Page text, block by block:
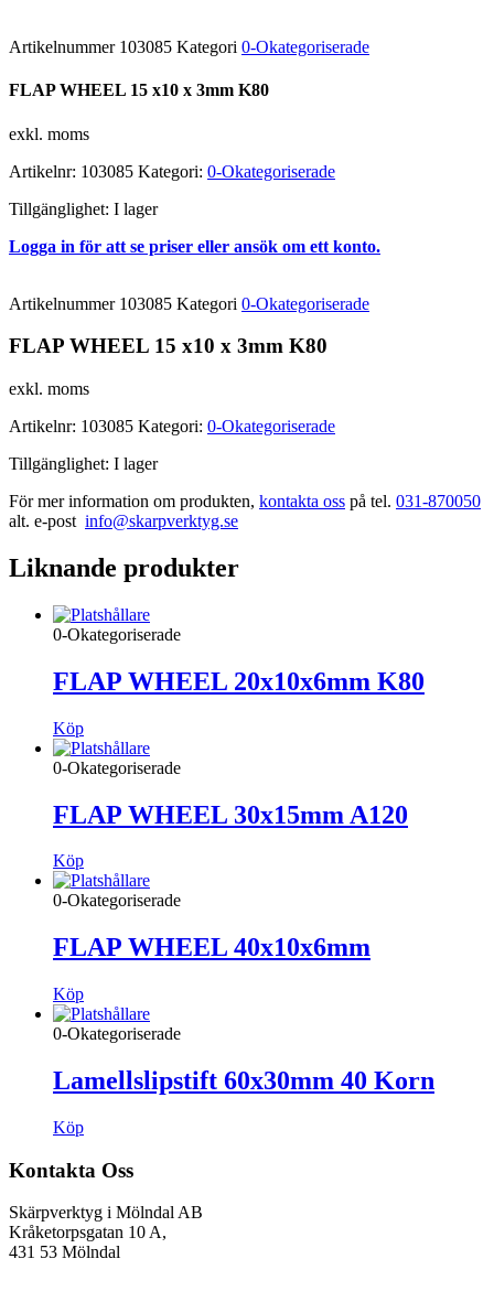
Artikelnummer 103085 Kategori 0-Okategoriserade
FLAP WHEEL 15 x10 x 3mm K80
exkl. moms
Artikelnr: 103085 Kategori: 0-Okategoriserade
Tillgänglighet: I lager
Logga in för att se priser eller ansök om ett konto.
Artikelnummer 103085 Kategori 0-Okategoriserade
FLAP WHEEL 15 x10 x 3mm K80
exkl. moms
Artikelnr: 103085 Kategori: 0-Okategoriserade
Tillgänglighet: I lager
För mer information om produkten, kontakta oss på tel. 031-870050
alt. e-post info@skarpverktyg.se
Liknande produkter
0-Okategoriserade
FLAP WHEEL 20x10x6mm K80
Köp
0-Okategoriserade
FLAP WHEEL 30x15mm A120
Köp
0-Okategoriserade
FLAP WHEEL 40x10x6mm
Köp
0-Okategoriserade
Lamellslipstift 60x30mm 40 Korn
Köp
Kontakta Oss
Skärpverktyg i Mölndal AB
Kråketorpsgatan 10 A,
431 53 Mölndal